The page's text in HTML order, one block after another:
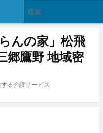
んの家」松飛
郷鷹野 地域密
る介護サービス